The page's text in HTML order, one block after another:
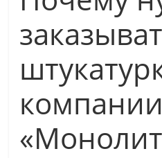
компании